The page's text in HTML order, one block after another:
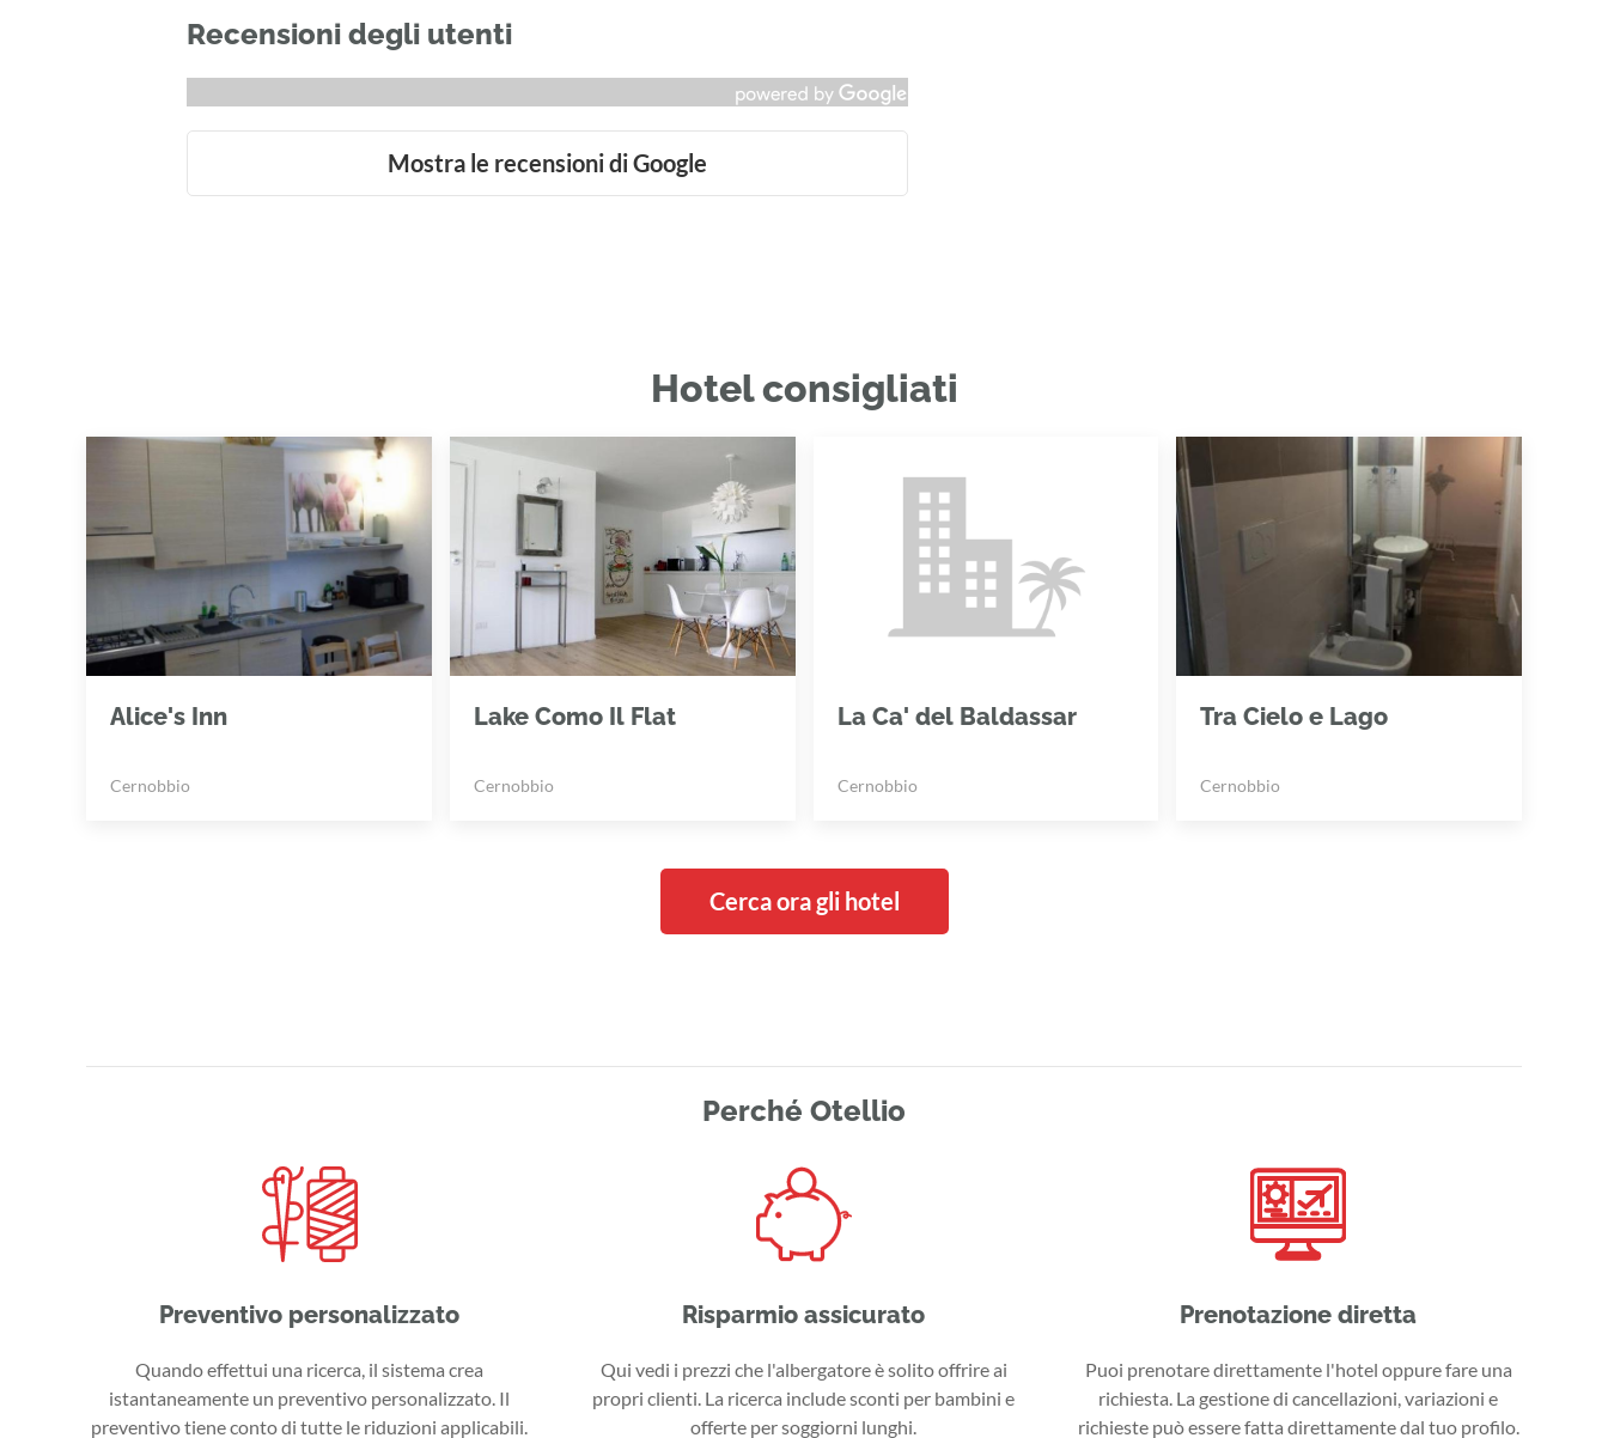
Recensioni degli utenti
Mostra le recensioni di Google
Hotel consigliati
Alice's Inn
Cernobbio
Lake Como Il Flat
Cernobbio
La Ca' del Baldassar
Cernobbio
Tra Cielo e Lago
Cernobbio
Cerca ora gli hotel
Perché Otellio
Preventivo personalizzato
Quando effettui una ricerca, il sistema crea
istantaneamente un preventivo personalizzato. Il
preventivo tiene conto di tutte le riduzioni applicabili.
Risparmio assicurato
Qui vedi i prezzi che l'albergatore è solito offrire ai
propri clienti. La ricerca include sconti per bambini e
offerte per soggiorni lunghi.
Prenotazione diretta
Puoi prenotare direttamente l'hotel oppure fare una
richiesta. La gestione di cancellazioni, variazioni e
richieste può essere fatta direttamente dal tuo profilo.